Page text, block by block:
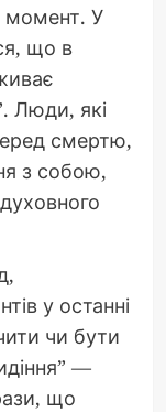
момент. У
що в
Люди, які
смертю,
з собою,
у останні
чи бути
—
що